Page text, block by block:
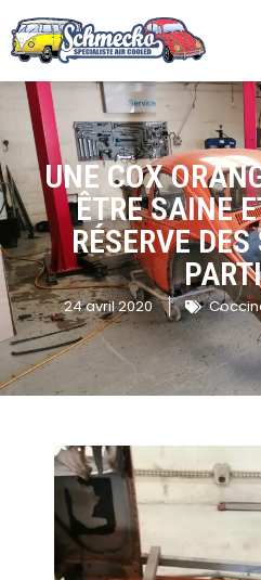
UNE COX
ÊTRE SAINE
RÉSERVE
24 avril 2020